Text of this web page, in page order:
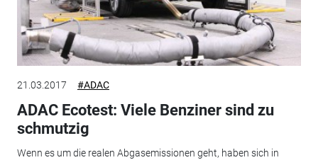
21.03.2017 #ADAC
ADAC Ecotest: Viele Benziner sind zu
schmutzig
Wenn es um die realen Abgasemissionen geht, haben sich in